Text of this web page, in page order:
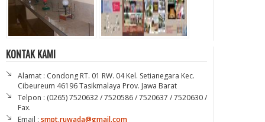
KONTAK KAMI
Alamat : Condong RT. 01 RW. 04 Kel. Setianegara Kec.
Cibeureum 46196 Tasikmalaya Prov. Jawa Barat
Telpon : (0265) 7520632 / 7520586 / 7520637 / 7520630 /
Fax.
Email : smpt.ruwada@gmail.com